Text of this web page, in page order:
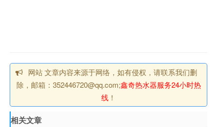
网站 文章内容来源于网络，如有侵权，请联系我们删
除，邮箱：352446720@qq.com;鑫奇热水器服务24小时热
线 ！
相关文章